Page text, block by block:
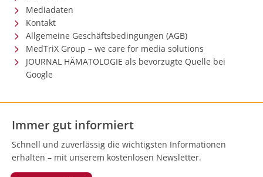
Mediadaten
Kontakt
Allgemeine Geschäftsbedingungen (AGB)
MedTriX Group – we care for media solutions
JOURNAL HÄMATOLOGIE als bevorzugte Quelle bei
Google
Immer gut informiert
Schnell und zuverlässig die wichtigsten Informationen
erhalten – mit unserem kostenlosen Newsletter.